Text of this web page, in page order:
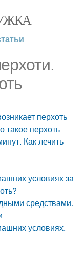
перхоть
такое перхоть
Как лечить
условиях за
средствами.
условиях.